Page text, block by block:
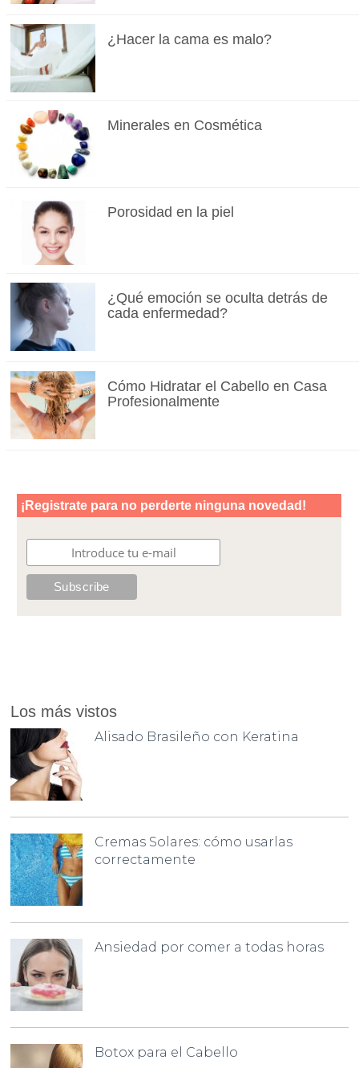
¿Hacer la cama es malo?
Minerales en Cosmética
Porosidad en la piel
¿Qué emoción se oculta detrás de
cada enfermedad?
Cómo Hidratar el Cabello en Casa
Profesionalmente
Los más vistos
Alisado Brasileño con Keratina
Cremas Solares: cómo usarlas
correctamente
Ansiedad por comer a todas horas
Botox para el Cabello